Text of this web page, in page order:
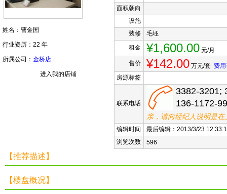
姓名：曹金国
行业资历：22 年
所属公司： 金桥店
进入我的店铺
面积朝向
设施
装修
毛坯
租金
¥1,600.00 元/月
售价
¥142.00 万元/套 费
房源标签
联系电话
3382-3201;
136-1172-
亲，请向经纪人说明是
编辑时间
最后编辑：2013/3/23
浏览次数
596
【推荐描述】
【楼盘概况】